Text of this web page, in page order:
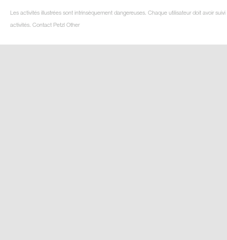
Les activités illustrées sont intrinsèquement dangereuses. Chaque utilisateur doit avoir
activités. Contact Petzl Other